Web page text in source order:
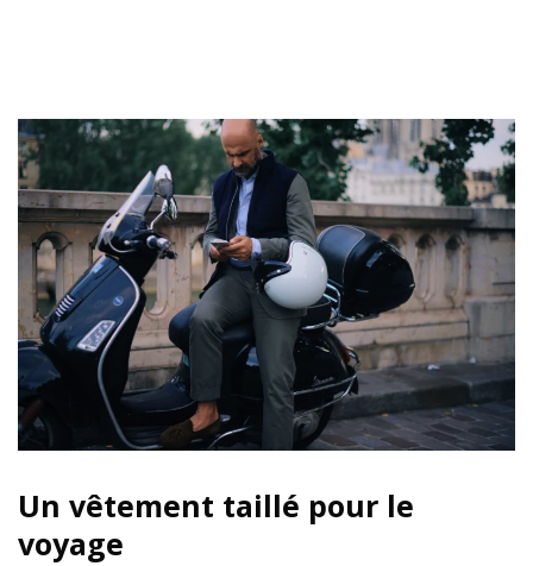
Un vêtement taillé pour le
voyage